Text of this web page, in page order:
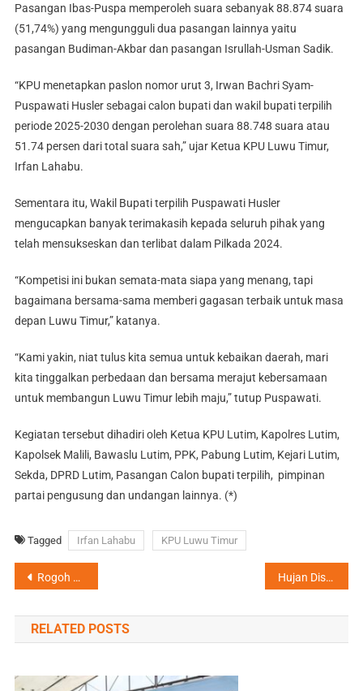
Pasangan Ibas-Puspa memperoleh suara sebanyak 88.874 suara
(51,74%) yang mengungguli dua pasangan lainnya yaitu
pasangan Budiman-Akbar dan pasangan Isrullah-Usman Sadik.
“KPU menetapkan paslon nomor urut 3, Irwan Bachri Syam-
Puspawati Husler sebagai calon bupati dan wakil bupati terpilih
periode 2025-2030 dengan perolehan suara 88.748 suara atau
51.74 persen dari total suara sah,” ujar Ketua KPU Luwu Timur,
Irfan Lahabu.
Sementara itu, Wakil Bupati terpilih Puspawati Husler
mengucapkan banyak terimakasih kepada seluruh pihak yang
telah mensukseskan dan terlibat dalam Pilkada 2024.
“Kompetisi ini bukan semata-mata siapa yang menang, tapi
bagaimana bersama-sama memberi gagasan terbaik untuk masa
depan Luwu Timur,” katanya.
“Kami yakin, niat tulus kita semua untuk kebaikan daerah, mari
kita tinggalkan perbedaan dan bersama merajut kebersamaan
untuk membangun Luwu Timur lebih maju,” tutup Puspawati.
Kegiatan tersebut dihadiri oleh Ketua KPU Lutim, Kapolres Lutim,
Kapolsek Malili, Bawaslu Lutim, PPK, Pabung Lutim, Kejari Lutim,
Sekda, DPRD Lutim, Pasangan Calon bupati terpilih, pimpinan
partai pengusung dan undangan lainnya. (*)
Tagged Irfan Lahabu KPU Luwu Timur
Navigasi
pos
Rogoh APBD Rp4,9 Miliar, Polisi Didesak Lakukan Penyelidikan Proyek SPAM IKK di Luwu Timur yang Ambruk Hujan Disertai Angin Kencang, Rumah Warga di Desa Harapan Rusak Parah Tertimpa Pohon Tumbang
RELATED POSTS